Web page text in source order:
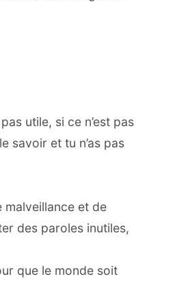
utile, si ce n’est pas
savoir et tu n’as pas
malveillance et de
des paroles inutiles,
que le monde soit